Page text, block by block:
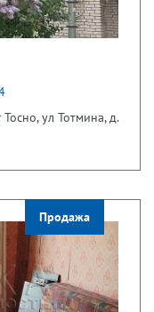
ул Тотмина, д.
Продажа